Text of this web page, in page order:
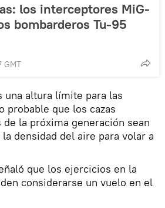
los interceptores MiG-
bombarderos Tu-95
GMT
una altura límite para las
probable que los cazas
la próxima generación sean
densidad del aire para volar a
que los ejercicios en la
considerarse un vuelo en el